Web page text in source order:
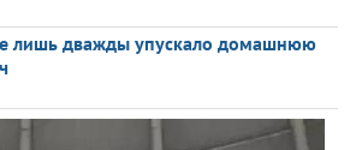
лишь дважды упускало домашнюю